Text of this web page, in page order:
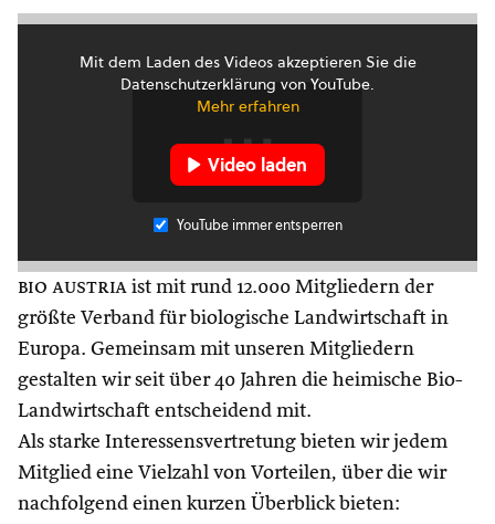
Mit dem Laden des Videos akzeptieren Sie die
Datenschutzerklärung von YouTube.
Mehr erfahren
Video laden
YouTube immer entsperren
bio austria ist mit rund 12.000 Mitgliedern der
größte Verband für biologische Landwirtschaft in
Europa. Gemeinsam mit unseren Mitgliedern
gestalten wir seit über 40 Jahren die heimische Bio-
Landwirtschaft entscheidend mit.
Als starke Interessensvertretung bieten wir jedem
Mitglied eine Vielzahl von Vorteilen, über die wir
nachfolgend einen kurzen Überblick bieten: